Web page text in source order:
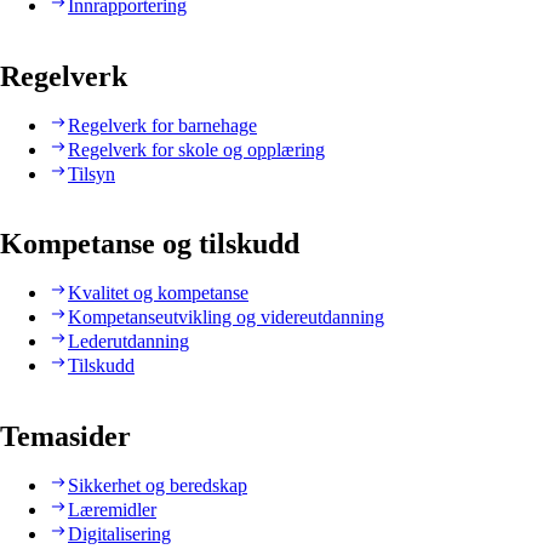
Innrapportering
Regelverk
Regelverk for barnehage
Regelverk for skole og opplæring
Tilsyn
Kompetanse og tilskudd
Kvalitet og kompetanse
Kompetanseutvikling og videreutdanning
Lederutdanning
Tilskudd
Temasider
Sikkerhet og beredskap
Læremidler
Digitalisering